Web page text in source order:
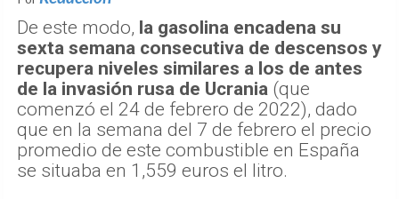
De este modo, la gasolina encadena su
sexta semana consecutiva de descensos y
recupera niveles similares a los de antes
de la invasión rusa de Ucrania (que
comenzó el 24 de febrero de 2022), dado
que en la semana del 7 de febrero el precio
promedio de este combustible en España
se situaba en 1,559 euros el litro.